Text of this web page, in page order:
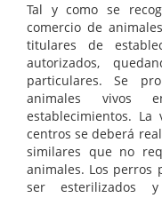
Tal y como se
comercio de
titulares de
autorizados,
particulares. Se
animales vivos
establecimientos.
centros se deberá
similares que no
animales. Los perros
ser esterilizados